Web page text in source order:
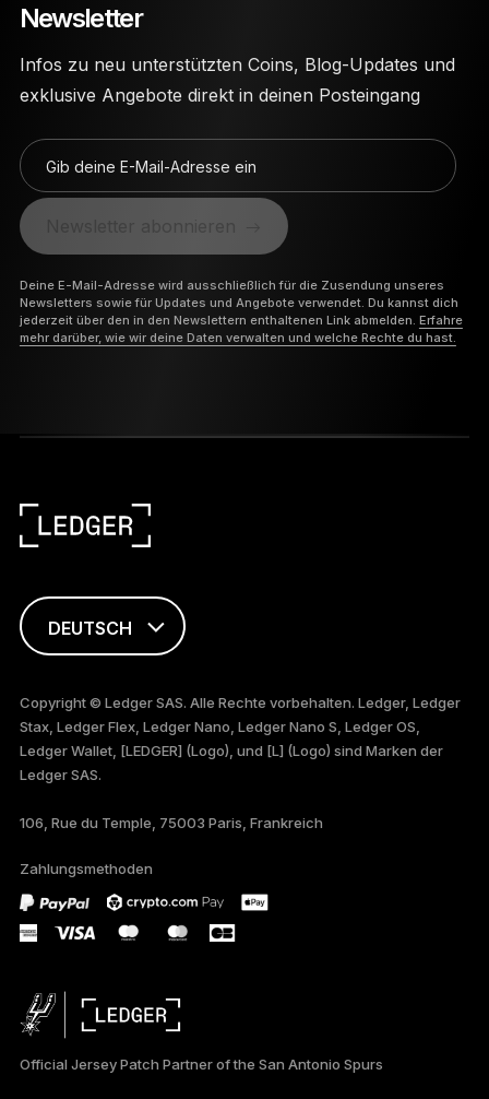
Newsletter
Infos zu neu unterstützten Coins, Blog-Updates und
exklusive Angebote direkt in deinen Posteingang
Gib deine E-Mail-Adresse ein
Newsletter abonnieren
Deine E-Mail-Adresse wird ausschließlich für die Zusendung unseres
Newsletters sowie für Updates und Angebote verwendet. Du kannst dich
jederzeit über den in den Newslettern enthaltenen Link abmelden. Erfahre
mehr darüber, wie wir deine Daten verwalten und welche Rechte du hast.
DEUTSCH
FRANÇAIS
TÜRKÇE
PORTUGUÊS
ภาษาไทย
Copyright © Ledger SAS. Alle Rechte vorbehalten. Ledger, Ledger
Stax, Ledger Flex, Ledger Nano, Ledger Nano S, Ledger OS,
Ledger Wallet, [LEDGER] (Logo), und [L] (Logo) sind Marken der
Ledger SAS.
106, Rue du Temple, 75003 Paris, Frankreich
Zahlungsmethoden
Official Jersey Patch Partner of the San Antonio Spurs